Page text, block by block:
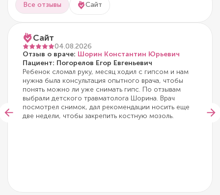
Все отзывы Сайт
Сайт
04.08.2026
Отзыв о враче: Шорин Константин Юрьевич
Пациент: Погорелов Егор Евгеньевич
Ребенок сломал руку, месяц ходил с гипсом и нам
нужна была консультация опытного врача, чтобы
понять можно ли уже снимать гипс. По отзывам
выбрали детского травматолога Шорина. Врач
посмотрел снимок, дал рекомендации носить еще
две недели, чтобы закрепить костную мозоль.